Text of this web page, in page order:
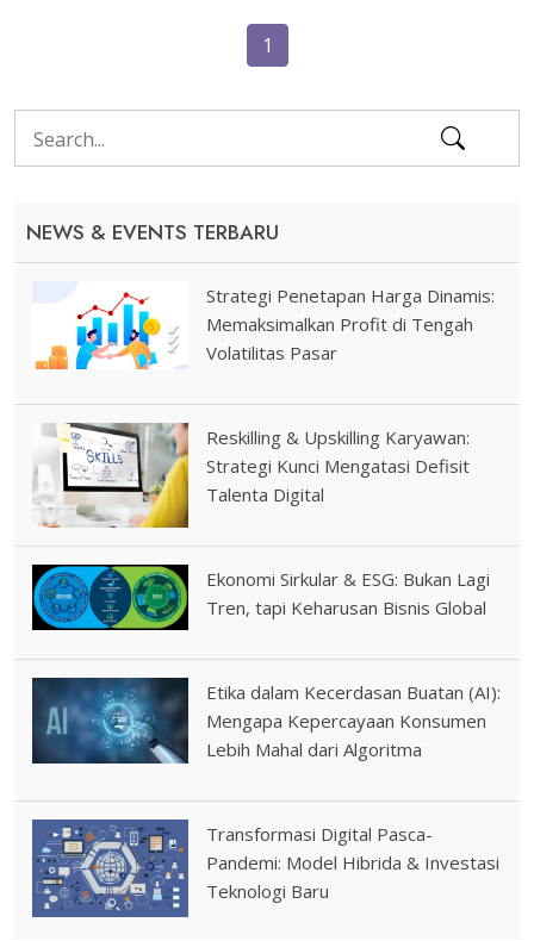
1
NEWS & EVENTS TERBARU
Strategi Penetapan Harga Dinamis:
Memaksimalkan Profit di Tengah
Volatilitas Pasar
Reskilling & Upskilling Karyawan:
Strategi Kunci Mengatasi Defisit
Talenta Digital
Ekonomi Sirkular & ESG: Bukan Lagi
Tren, tapi Keharusan Bisnis Global
Etika dalam Kecerdasan Buatan (AI):
Mengapa Kepercayaan Konsumen
Lebih Mahal dari Algoritma
Transformasi Digital Pasca-
Pandemi: Model Hibrida & Investasi
Teknologi Baru